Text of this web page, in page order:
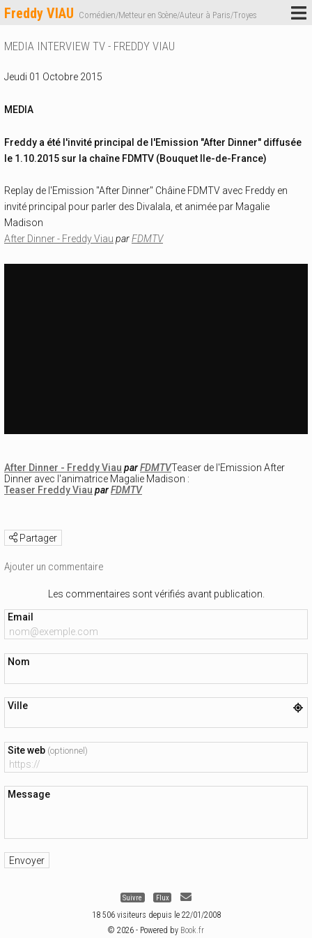
Freddy VIAU Comédien/Metteur en Scène/Auteur à Paris/Troyes
MEDIA INTERVIEW TV - FREDDY VIAU
Jeudi 01 Octobre 2015
MEDIA
Freddy a été l'invité principal de l'Emission "After Dinner" diffusée
le 1.10.2015 sur la chaîne FDMTV (Bouquet Ile-de-France)
Replay de l'Emission "After Dinner" Châine FDMTV avec Freddy en
invité principal pour parler des Divalala, et animée par Magalie
Madison
After Dinner - Freddy Viau parFDMTV
After Dinner - Freddy Viau parFDMTVTeaser de l'Emission After
Dinner avec l'animatrice Magalie Madison :
Teaser Freddy Viau parFDMTV
Partager
Ajouter un commentaire
Les commentaires sont vérifiés avant publication.
Email
Nom
Ville
Site web (optionnel)
Message
Suivre Flux
18 506 visiteurs depuis le 22/01/2008
© 2026 - Powered by Book.fr